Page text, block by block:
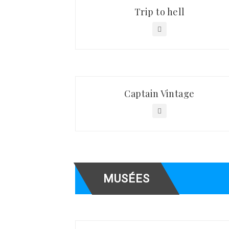
Trip to hell
Captain Vintage
MUSÉES